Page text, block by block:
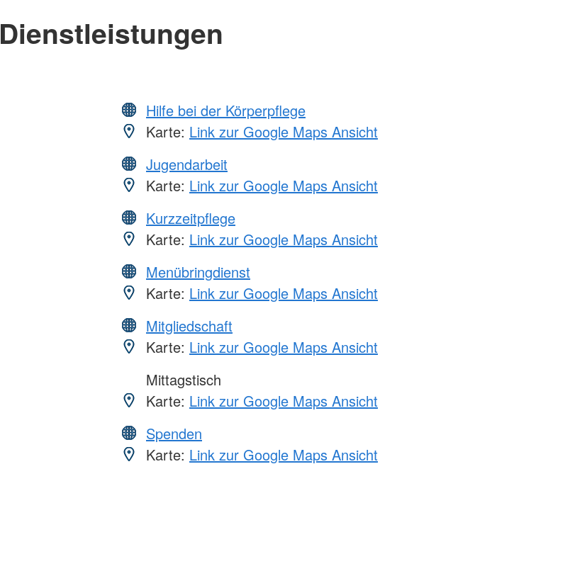
Dienstleistungen
Hilfe bei der Körperpflege
Karte: Link zur Google Maps Ansicht
Jugendarbeit
Karte: Link zur Google Maps Ansicht
Kurzzeitpflege
Karte: Link zur Google Maps Ansicht
Menübringdienst
Karte: Link zur Google Maps Ansicht
Mitgliedschaft
Karte: Link zur Google Maps Ansicht
Mittagstisch
Karte: Link zur Google Maps Ansicht
Spenden
Karte: Link zur Google Maps Ansicht